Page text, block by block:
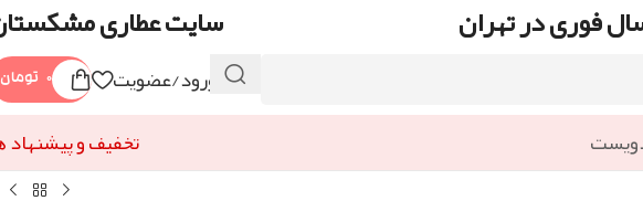
فوری در تهران سایت عطاری
ورود/عضویت ۰ تومان
تخفیف و پیشنهاد